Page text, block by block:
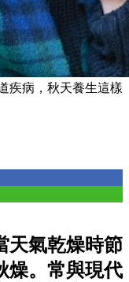
疾病，秋天養生這樣
天氣乾燥時節
燥。常與現代